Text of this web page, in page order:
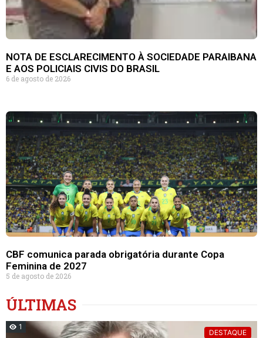
NOTA DE ESCLARECIMENTO À SOCIEDADE PARAIBANA
E AOS POLICIAIS CIVIS DO BRASIL
6 de agosto de 2026
CBF comunica parada obrigatória durante Copa
Feminina de 2027
5 de agosto de 2026
ÚLTIMAS
1
DESTAQUE